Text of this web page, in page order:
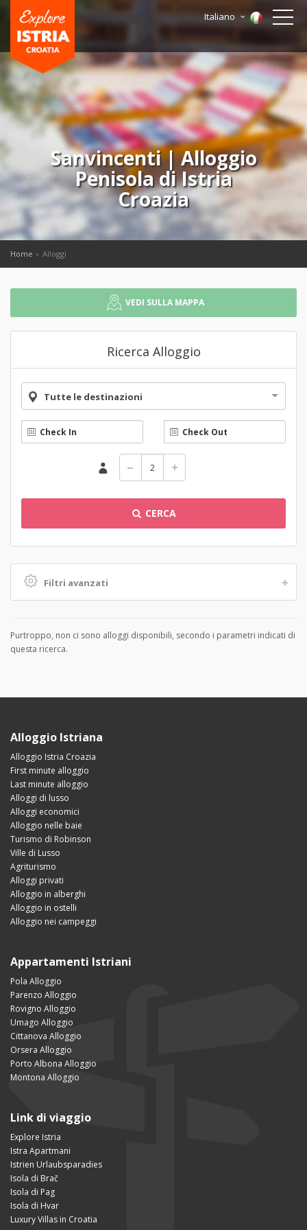
Italiano
Sanvincenti | Alloggio
Penisola di Istria
Croazia
Home Alloggi
VEDI SULLA MAPPA
Ricerca Alloggio
Tutte le destinazioni
CERCA
Filtri avanzati
Purtroppo, non ci sono alloggi disponibili, secondo i parametri indicati di
questa ricerca.
Alloggio Istriana
Alloggio Istria Croazia
First minute alloggio
Last minute alloggio
Alloggi di lusso
Alloggi economici
Alloggio nelle baie
Turismo di Robinson
Ville di Lusso
Agriturismo
Alloggi privati
Alloggio in alberghi
Alloggio in ostelli
Alloggio nei campeggi
Appartamenti Istriani
Pola Alloggio
Parenzo Alloggio
Rovigno Alloggio
Umago Alloggio
Cittanova Alloggio
Orsera Alloggio
Porto Albona Alloggio
Montona Alloggio
Link di viaggio
Explore Istria
Istra Apartmani
Istrien Urlaubsparadies
Isola di Brač
Isola di Pag
Isola di Hvar
Luxury Villas in Croatia